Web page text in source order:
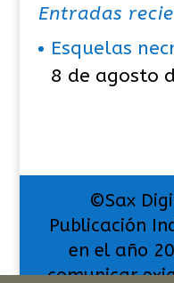
Entradas
Esquelas
8 de agosto
©Sax
Publicación
en el año
comunicar